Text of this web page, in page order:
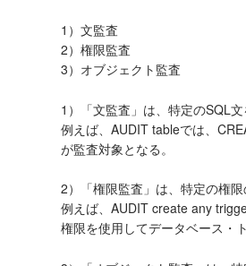
1）文監査
2）権限監査
3）オブジェクト監査
1）「文監査」は、特定のSQL文
例えば、AUDIT tableでは、
が監査対象となる。
2）「権限監査」は、特定の権限
例えば、AUDIT create any
権限を使用してデータベース・